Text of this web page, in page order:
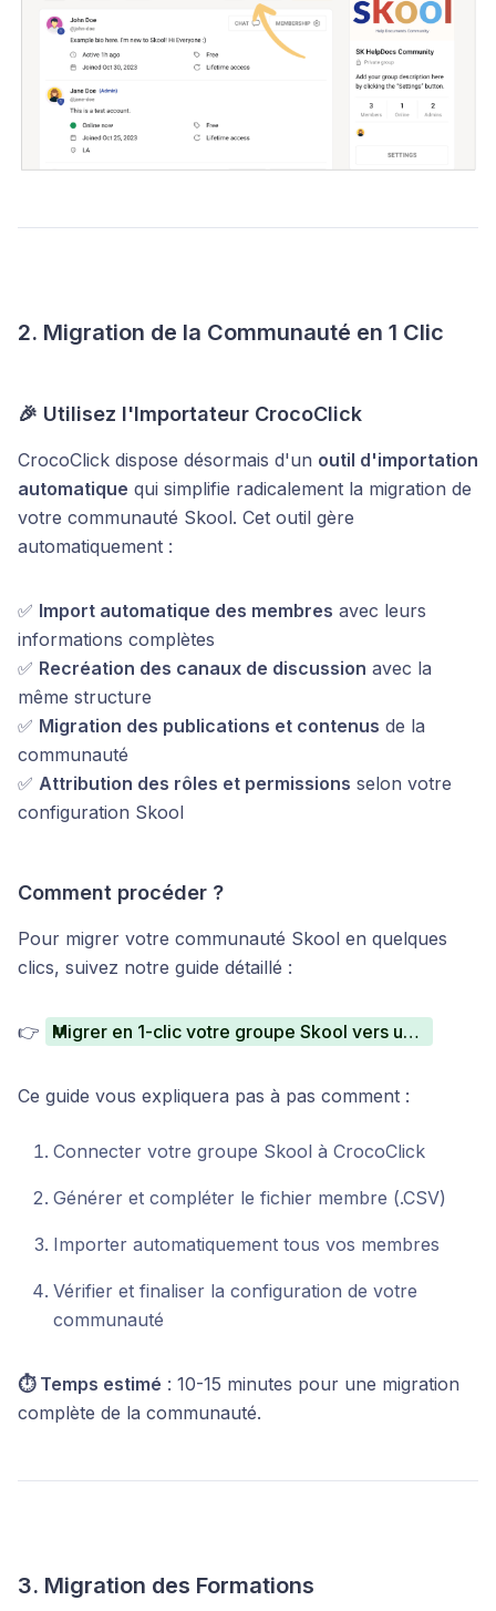
2. Migration de la Communauté en 1 Clic
🎉 Utilisez l'Importateur CrocoClick
CrocoClick dispose désormais d'un outil d'importation
automatique qui simplifie radicalement la migration de
votre communauté Skool. Cet outil gère
automatiquement :
✅ Import automatique des membres avec leurs
informations complètes
✅ Recréation des canaux de discussion avec la
même structure
✅ Migration des publications et contenus de la
communauté
✅ Attribution des rôles et permissions selon votre
configuration Skool
Comment procéder ?
Pour migrer votre communauté Skool en quelques
clics, suivez notre guide détaillé :
👉 Migrer en 1-clic votre groupe Skool vers une communauté CrocoClick
Ce guide vous expliquera pas à pas comment :
Connecter votre groupe Skool à CrocoClick
Générer et compléter le fichier membre (.CSV)
Importer automatiquement tous vos membres
Vérifier et finaliser la configuration de votre
communauté
⏱ Temps estimé : 10-15 minutes pour une migration
complète de la communauté.
3. Migration des Formations